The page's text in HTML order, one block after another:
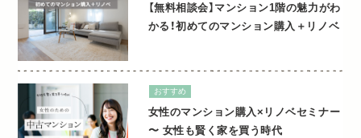
【無料相談会】マンション1階の魅力がわ
かる！初めてのマンション購入＋リノベ
おすすめ
女性のマンション購入×リノベセミナー
〜 女性も賢く家を買う時代